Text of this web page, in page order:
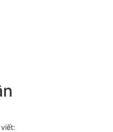
viết: